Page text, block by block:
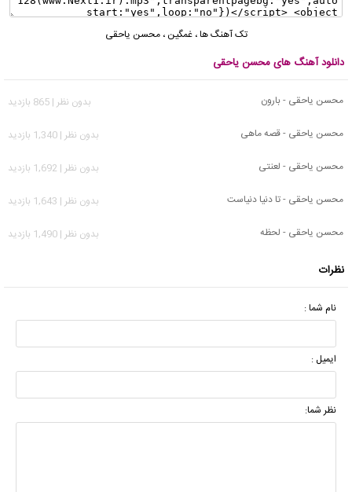
تک آهنگ ها،غمگین ،محسن یاحقی
دانلود آهنگ های محسن یاحقی
محسن یاحقی - بارون
بدون نظر | 865 بازدید
محسن یاحقی - قصه ماهی
بدون نظر | 1,340 بازدید
محسن یاحقی - لعنتی
بدون نظر | 1,692 بازدید
محسن یاحقی - تا دنیا دنیاست
بدون نظر | 1,643 بازدید
محسن یاحقی - لحظه
بدون نظر | 1,490 بازدید
نظرات
نام شما :
ایمیل :
نظر شما: